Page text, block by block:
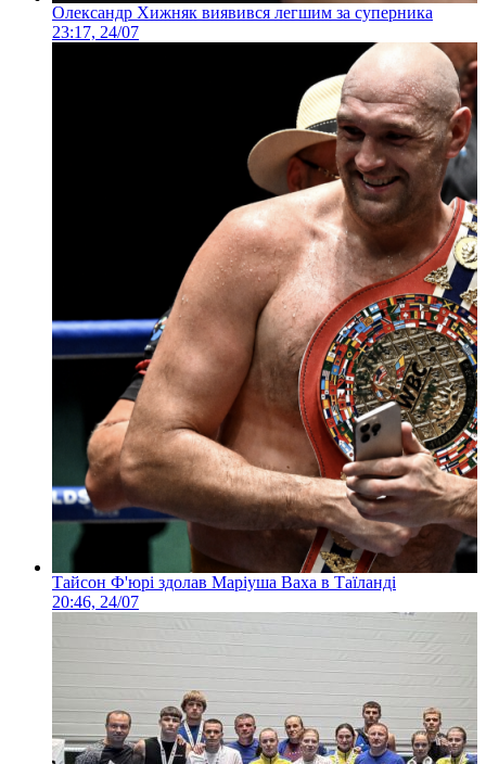
Олександр Хижняк виявився легшим за суперника
23:17, 24/07
Тайсон Ф'юрі здолав Маріуша Ваха в Таїланді
20:46, 24/07